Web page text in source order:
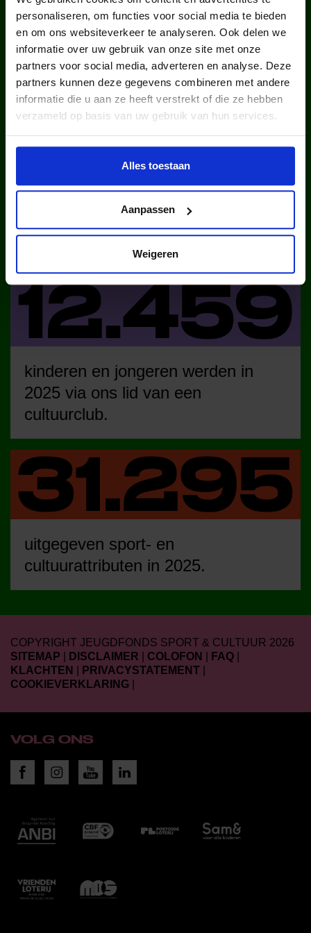
personaliseren, om functies voor social media te bieden
en om ons websiteverkeer te analyseren. Ook delen we
informatie over uw gebruik van onze site met onze
partners voor social media, adverteren en analyse. Deze
partners kunnen deze gegevens combineren met andere
informatie die u aan ze heeft verstrekt of die ze hebben
verzameld op basis van uw gebruik van hun services.
Alles toestaan
Aanpassen
Weigeren
kinderen en jongeren werden in
2025 via ons lid van een club.
kinderen en jongeren werden in
2025 via ons lid van een sportclub.
kinderen en jongeren werden in
2025 via ons lid van een
cultuurclub.
uitgegeven sport- en
cultuurattributen in 2025.
COPYRIGHT JEUGDFONDS SPORT & CULTUUR 2026
SITEMAP
DISCLAIMER COLOFON FAQ
KLACHTEN
PRIVACYSTATEMENT
COOKIEVERKLARING
VOLG ONS